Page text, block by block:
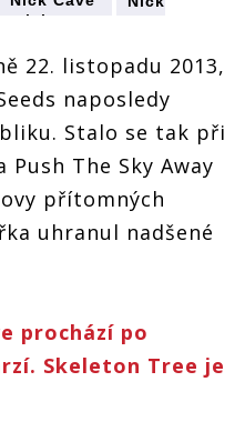
a jeho
Seeds
zahrají v
Praze,
představí
nové
album
Tree
Seeds
Praze,
představí
nové
album
Skeleton
Tree
22. listopadu 2013,
naposledy
Stalo se tak při
The Sky Away
přítomných
uhranul nadšené
prochází po
Skeleton Tree je